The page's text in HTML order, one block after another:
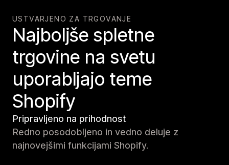
USTVARJENO ZA TRGOVANJE
Najboljše spletne
trgovine na svetu
uporabljajo teme
Shopify
Pripravljeno na prihodnost
Redno posodobljeno in vedno deluje z
najnovejšimi funkcijami Shopify.